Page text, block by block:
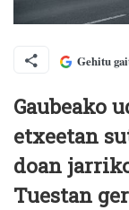
Gehitu
Gaubeako
etxeetan
doan
Tuestan